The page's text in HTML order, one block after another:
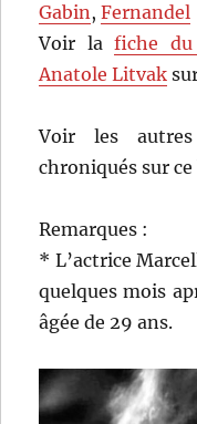
Gabin,Fernandel
Voir lafiche
Anatole Litvak
Voir les
chroniqués sur
Remarques :
* L’actrice
quelques mois
âgée de 29 ans.